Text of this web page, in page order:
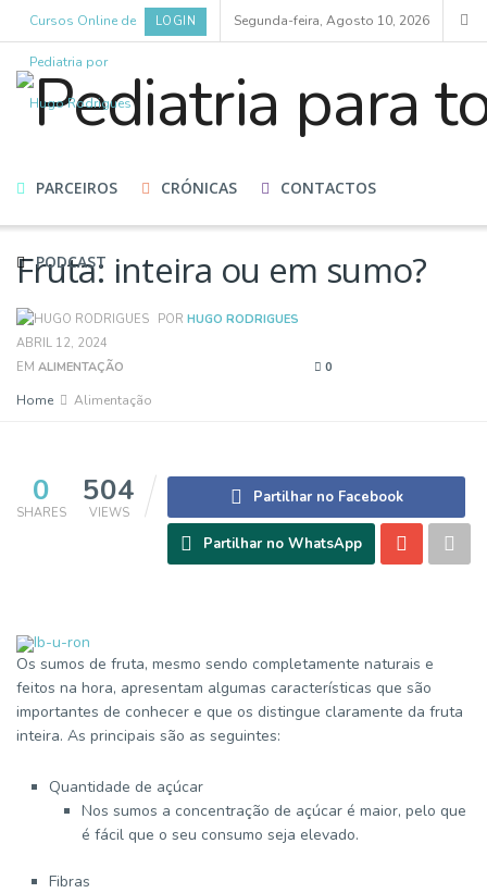
Cursos Online de
Pediatria por
Hugo Rodrigues
LOGIN Segunda-feira, Agosto 10, 2026
HOME CURSOS BLOG ESPECIALISTAS
PARCEIROS CRÓNICAS CONTACTOS
PODCAST
Fruta: inteira ou em sumo?
POR HUGO RODRIGUES
ABRIL 12, 2024
EM ALIMENTAÇÃO 0
Home Alimentação
0
SHARES
504
VIEWS
Partilhar no Facebook
Partilhar no WhatsApp
Os sumos de fruta, mesmo sendo completamente naturais e
feitos na hora, apresentam algumas características que são
importantes de conhecer e que os distingue claramente da fruta
inteira. As principais são as seguintes:
Quantidade de açúcar
Nos sumos a concentração de açúcar é maior, pelo que
é fácil que o seu consumo seja elevado.
Fibras